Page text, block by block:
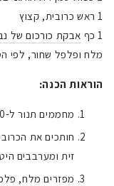
1 ראש כרובית, קצוץ
1 כף
אבקת כורכום של
מלח ופלפל שחור, לפי
הוראות הכנה:
מחממים תנור ל-200 מעלות צלזיוס.
חותכים את
זית ומערבבים
מפזרים מלח,